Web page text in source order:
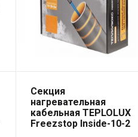
Секция
нагревательная
кабельная TEPLOLUX
Freezstop Inside-10-2